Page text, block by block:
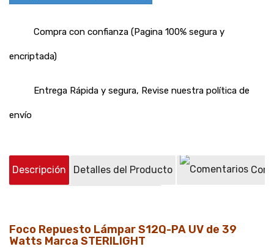
Compra con confianza (Pagina 100% segura y
encriptada)
Entrega Rápida y segura, Revise nuestra política de
envío
Descripción Detalles del Producto
Foco Repuesto Lámpar S12Q-PA UV de 39
Watts Marca STERILIGHT